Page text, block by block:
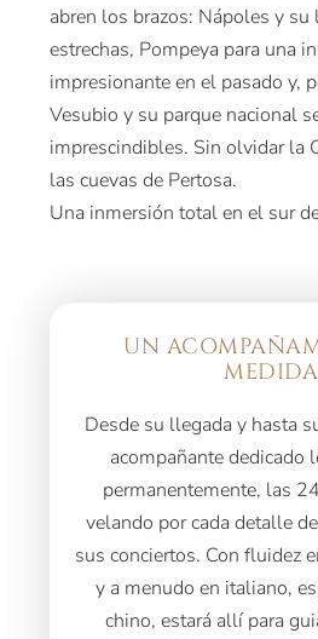
abren los brazos: Nápoles y
estrechas, Pompeya para una
impresionante en el pasado y,
Vesubio y su parque nacional
imprescindibles. Sin olvidar la
las cuevas de Pertosa.
Una inmersión total en el sur
UN
MEDIDA
Desde su llegada y hasta
acompañante dedicado
permanentemente, las
velando por cada detalle
sus conciertos. Con fluidez
y a menudo en italiano,
chino, estará allí para